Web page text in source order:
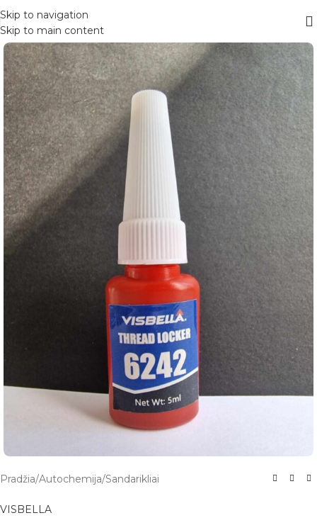
Skip to navigation
Skip to main content
Pradžia/Autochemija/Sandarikliai
VISBELLA